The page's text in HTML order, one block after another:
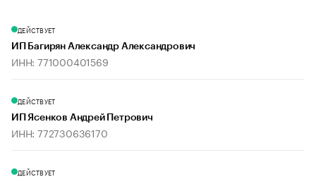
ДЕЙСТВУЕТ
ИП Багирян Александр Александрович
ИНН: 771000401569
ДЕЙСТВУЕТ
ИП Ясенков Андрей Петрович
ИНН: 772730636170
ДЕЙСТВУЕТ